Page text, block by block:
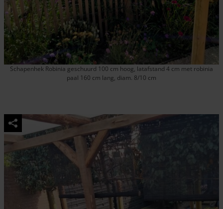
Schapenhek Robinia geschuurd 100 cm hoog, latafstand 4 cm met robinia
paal 160 cm lang, diam. 8/10 cm